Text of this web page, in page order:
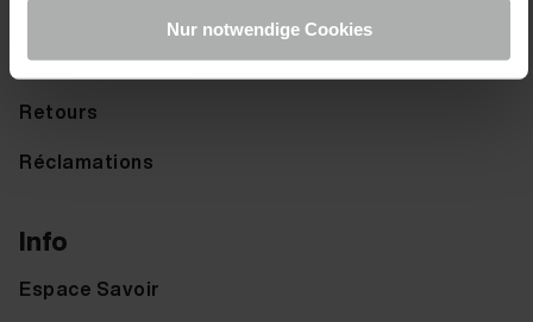
Nur notwendige Cookies
Options de paiement
Retours
Réclamations
Info
Espace Savoir